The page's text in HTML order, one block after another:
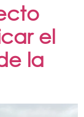
el
la